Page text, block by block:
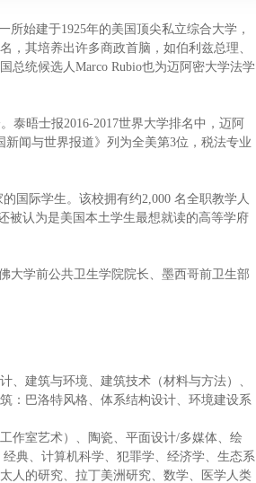
始建于1925年的美国顶尖私立综合大学，
，其培养出许多商政首脑，如伯利兹总理、
总统候选人Marco Rubio也为迈阿密大学法学
泰晤士报2016-2017世界大学排名中，迈阿
闻与世界报道》列为全美第3位，税法专业
国际学生。该校拥有约2,000 名全职教学人
被认为是美国本土学生最想就读的高等学府
大学前公共卫生学院院长、墨西哥前卫生部
、建筑与环境、建筑技术（材料与方法）、
：巴洛特风格、体系结构设计、环境建设系
作室艺术）、陶瓷、平面设计/多媒体、绘
典、计算机科学、犯罪学、经济学、生态系
人的研究、拉丁美洲研究、数学、医学人类